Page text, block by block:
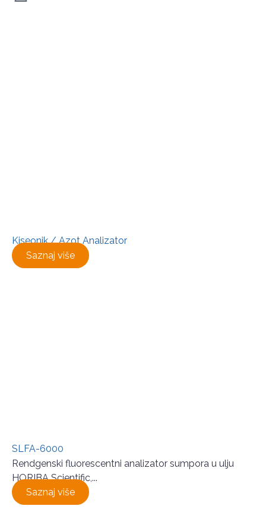
Kiseonik / Azot Analizator
Saznaj više
SLFA-6000
Rendgenski fluorescentni analizator sumpora u ulju
HORIBA Scientific,...
Saznaj više